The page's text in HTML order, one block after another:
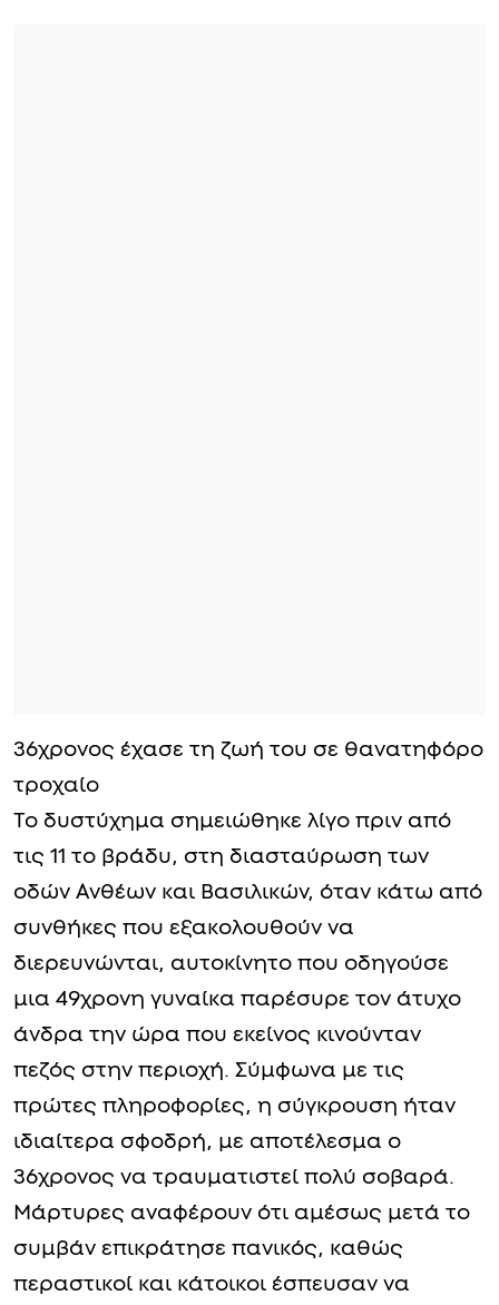
36χρονος έχασε τη ζωή του σε θανατηφόρο
τροχαίο
Το δυστύχημα σημειώθηκε λίγο πριν από
τις 11 το βράδυ, στη διασταύρωση των
οδών Ανθέων και Βασιλικών, όταν κάτω από
συνθήκες που εξακολουθούν να
διερευνώνται, αυτοκίνητο που οδηγούσε
μια 49χρονη γυναίκα παρέσυρε τον άτυχο
άνδρα την ώρα που εκείνος κινούνταν
πεζός στην περιοχή. Σύμφωνα με τις
πρώτες πληροφορίες, η σύγκρουση ήταν
ιδιαίτερα σφοδρή, με αποτέλεσμα ο
36χρονος να τραυματιστεί πολύ σοβαρά.
Μάρτυρες αναφέρουν ότι αμέσως μετά το
συμβάν επικράτησε πανικός, καθώς
περαστικοί και κάτοικοι έσπευσαν να